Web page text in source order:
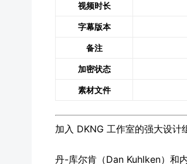
视频时长
字幕版本
备注
加密状态
素材文件
加入 DKNG 工作室的强大设
丹-库尔肯（Dan Kuhlken）和